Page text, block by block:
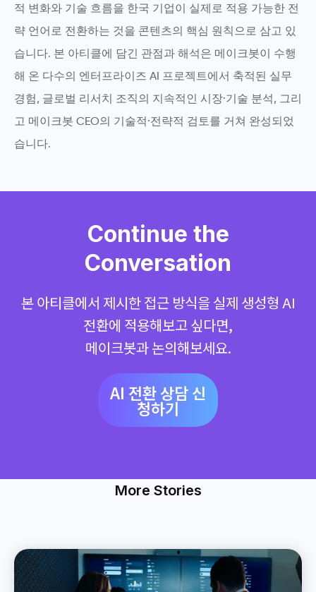
적 변화와 기술 흐름을 한국 기업이 실제로 적용 가능한 전
략 언어로 전환하는 것을 콘텐츠의 핵심 원칙으로 삼고 있
습니다. 본 아티클에 담긴 관점과 해석은 메이크봇이 수행
해 온 다수의 엔터프라이즈 AI 프로젝트에서 축적된 실무
경험, 글로벌 리서치 조직의 지속적인 시장·기술 분석, 그리
고 메이크봇 CEO의 기술적·전략적 검토를 거쳐 완성되었
습니다.
Continue the
Conversation
본 아티클에서 제시한 접근 방식을 실제 생성형 AI
전환에 적용해보고 싶다면,
메이크봇과 논의해보세요.
AI 전환 상담 신
청하기
More Stories